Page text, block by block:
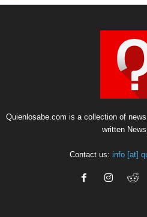
Quienlosabe.com is a collection of
written
Contact us: info [at]